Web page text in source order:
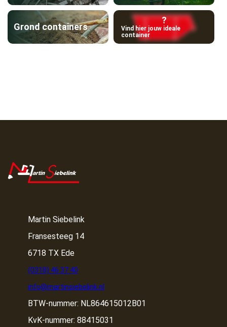
Grond containers
?
Vind hier jouw ideale
container
Martin Siebelink
Fransesteeg 14
6718 TX Ede
(0318) 46 37 40
info@martinsiebelink.nl
BTW-nummer: NL864615012B01
KvK-nummer: 88415031